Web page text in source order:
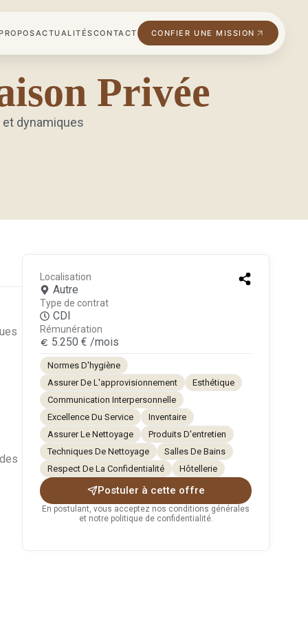
ACTUALITÉSCONTACT CONFIER UNE MISSION
Privée
dynamiques
Localisation
Autre
Type de contrat
CDI
Rémunération
5.250 € /mois
Normes D'hygiène
Assurer De L'approvisionnement
Esthétique
Communication Interpersonnelle
Excellence Du Service
Inventaire
Assurer Le Nettoyage
Produits D'entretien
Techniques De Nettoyage
Salles De Bains
Respect De La Confidentialité
Hôtellerie
Postuler à cette offre
En postulant, vous acceptez nos conditions générales
et notre politique de confidentialité.